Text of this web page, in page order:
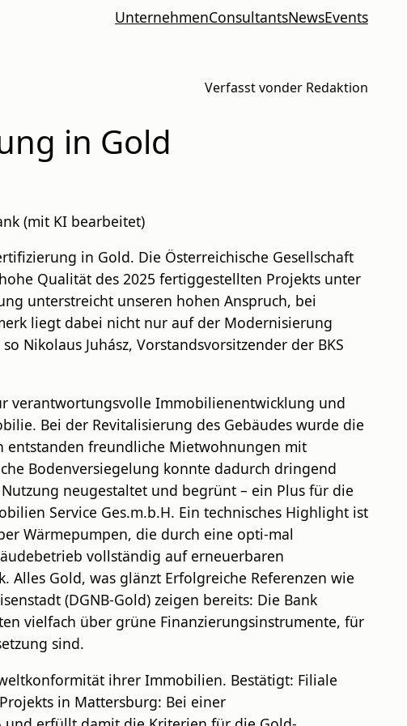
UnternehmenConsultantsNewsEvents
Verfasst vonder Redaktion
in Gold
(mit KI bearbeitet)
in Gold. Die Österreichische Gesellschaft
Qualität des 2025 fertiggestellten Projekts unter
unterstreicht unseren hohen Anspruch, bei
liegt dabei nicht nur auf der Modernisierung
Nikolaus Juhász, Vorstandsvorsitzender der BKS
verantwortungsvolle Immobilienentwicklung und
Bei der Revitalisierung des Gebäudes wurde die
entstanden freundliche Mietwohnungen mit
Bodenversiegelung konnte dadurch dringend
neugestaltet und begrünt – ein Plus für die
Service Ges.m.b.H. Ein technisches Highlight ist
Wärmepumpen, die durch eine opti-mal
vollständig auf erneuerbaren
Gold, was glänzt Erfolgreiche Referenzen wie
(DGNB-Gold) zeigen bereits: Die Bank
vielfach über grüne Finanzierungsinstrumente, für
sind.
ihrer Immobilien. Bestätigt: Filiale
in Mattersburg: Bei einer